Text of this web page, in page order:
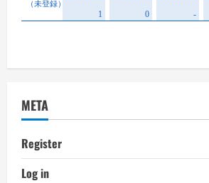
META
Register
Log in